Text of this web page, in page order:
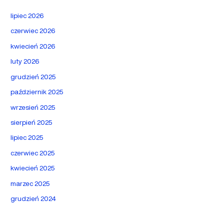
lipiec 2026
czerwiec 2026
kwiecień 2026
luty 2026
grudzień 2025
październik 2025
wrzesień 2025
sierpień 2025
lipiec 2025
czerwiec 2025
kwiecień 2025
marzec 2025
grudzień 2024